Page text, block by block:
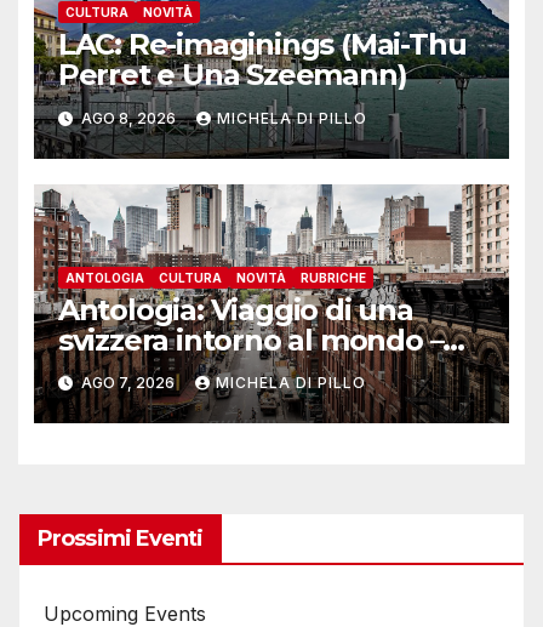
CULTURA NOVITÀ
LAC: Re-imaginings (Mai-Thu
Perret e Una Szeemann)
AGO 8, 2026 MICHELA DI PILLO
ANTOLOGIA CULTURA NOVITÀ RUBRICHE
Antologia: Viaggio di una
svizzera intorno al mondo –
Yosemite
AGO 7, 2026 MICHELA DI PILLO
Prossimi Eventi
Upcoming Events